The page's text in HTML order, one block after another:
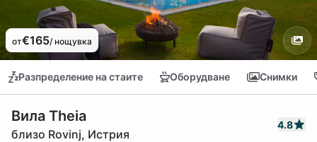
от€165/ нощувка
Разпределение на стаите Оборудване Снимки
Вила Theia
близо Rovinj, Истрия
4.8